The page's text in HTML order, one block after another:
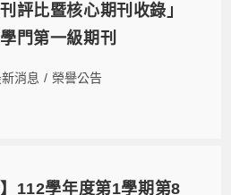
評比暨核心期刊收錄」
門第一級期刊
消息 / 榮譽公告
112學年度第1學期第8